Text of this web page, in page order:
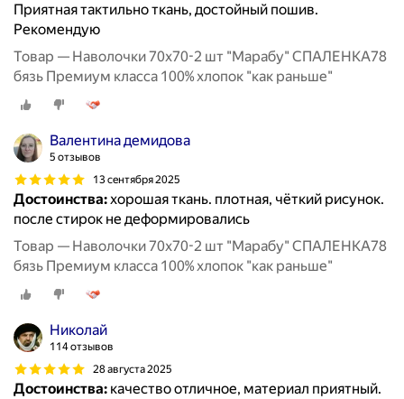
Приятная тактильно ткань, достойный пошив.
Рекомендую
Товар — Наволочки 70х70-2 шт "Марабу" СПАЛЕНКА78
бязь Премиум класса 100% хлопок "как раньше"
Валентина демидова
5 отзывов
13 сентября 2025
Достоинства:хорошая ткань. плотная, чёткий рисунок.
после стирок не деформировались
Товар — Наволочки 70х70-2 шт "Марабу" СПАЛЕНКА78
бязь Премиум класса 100% хлопок "как раньше"
Николай
114 отзывов
28 августа 2025
Достоинства: качество отличное, материал приятный.